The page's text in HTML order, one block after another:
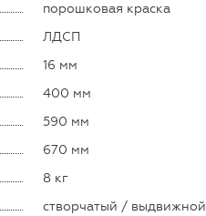
порошковая краска
ЛДСП
16 мм
400 мм
590 мм
670 мм
8 кг
створчатый / выдвижной